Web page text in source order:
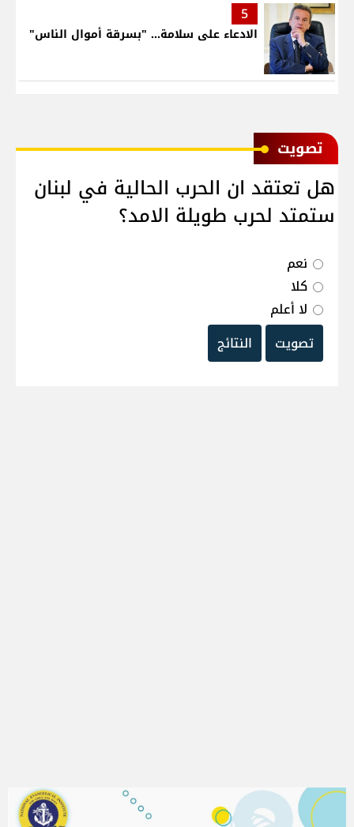
5
الادعاء على سلامة... "بسرقة أموال الناس"
ﺗﺼﻮﻳﺖ
هل تعتقد ان الحرب الحالية في لبنان
ستمتد لحرب طويلة الامد؟
نعم
كلا
لا أعلم
تصويت
النتائج